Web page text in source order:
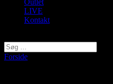
Outlet
LIVE
Kontakt
Forside